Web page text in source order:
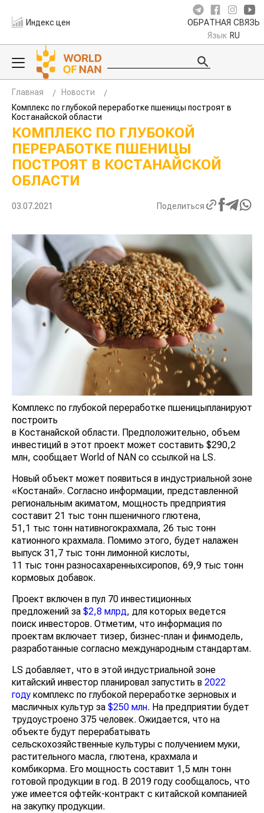
Индекс цен ОБРАТНАЯ СВЯЗЬ
Язык RU
Главная
Новости
Комплекс по глубокой переработке пшеницы построят в
Костанайской области
КОМПЛЕКС ПО ГЛУБОКОЙ
ПЕРЕРАБОТКЕ ПШЕНИЦЫ
ПОСТРОЯТ В КОСТАНАЙСКОЙ
ОБЛАСТИ
03.07.2021 Поделиться
Комплекс по глубокой переработке пшеницыпланируют
построить
в Костанайской области. Предположительно, объем
инвестиций в этот проект может составить $290,2
млн, сообщает World of NAN со ссылкой на LS.
Новый объект может появиться в индустриальной зоне
«Костанай». Согласно информации, представленной
региональным акиматом, мощность предприятия
составит 21 тыс тонн пшеничного глютена,
51,1 тыс тонн нативногокрахмала, 26 тыс тонн
катионного крахмала. Помимо этого, будет налажен
выпуск 31,7 тыс тонн лимонной кислоты,
11 тыс тонн разносахаренныхсиропов, 69,9 тыс тонн
кормовых добавок.
Проект включен в пул 70 инвестиционных
предложений за $2,8 млрд, для которых ведется
поиск инвесторов. Отметим, что информация по
проектам включает тизер, бизнес-план и финмодель,
разработанные согласно международным стандартам.
LS добавляет, что в этой индустриальной зоне
китайский инвестор планировал запустить в 2022
году комплекс по глубокой переработке зерновых и
масличных культур за $250 млн. На предприятии будет
трудоустроено 375 человек. Ожидается, что на
объекте будут перерабатывать
сельскохозяйственные культуры с получением муки,
растительного масла, глютена, крахмала и
комбикорма. Его мощность составит 1,5 млн тонн
готовой продукции в год. В 2019 году сообщалось, что
уже имеется офтейк-контракт с китайской компанией
на закупку продукции.